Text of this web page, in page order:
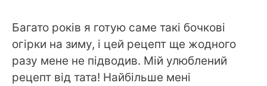
Багато років я готую саме такі бочкові
огірки на зиму, і цей рецепт ще жодного
разу мене не підводив. Мій улюблений
рецепт від тата! Найбільше мені